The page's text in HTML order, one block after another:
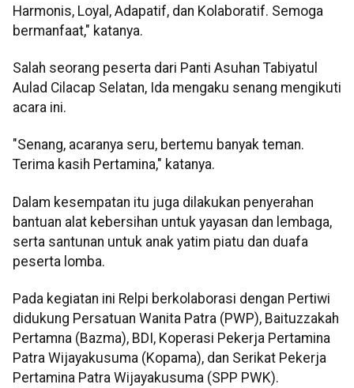
Harmonis, Loyal, Adapatif, dan Kolaboratif. Semoga
bermanfaat," katanya.
Salah seorang peserta dari Panti Asuhan Tabiyatul
Aulad Cilacap Selatan, Ida mengaku senang mengikuti
acara ini.
"Senang, acaranya seru, bertemu banyak teman.
Terima kasih Pertamina," katanya.
Dalam kesempatan itu juga dilakukan penyerahan
bantuan alat kebersihan untuk yayasan dan lembaga,
serta santunan untuk anak yatim piatu dan duafa
peserta lomba.
Pada kegiatan ini Relpi berkolaborasi dengan Pertiwi
didukung Persatuan Wanita Patra (PWP), Baituzzakah
Pertamna (Bazma), BDI, Koperasi Pekerja Pertamina
Patra Wijayakusuma (Kopama), dan Serikat Pekerja
Pertamina Patra Wijayakusuma (SPP PWK).